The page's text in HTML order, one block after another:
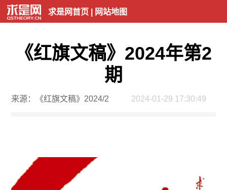
求是网首页| 网站地图
《红旗文稿》2024年第2
期
来源：《红旗文稿》2024/2 2024-01-29 17:30:49